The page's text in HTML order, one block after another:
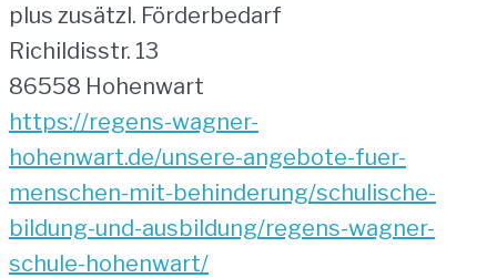
plus zusätzl. Förderbedarf
Richildisstr. 13
86558 Hohenwart
https://regens-wagner-
hohenwart.de/unsere-angebote-fuer-
menschen-mit-behinderung/schulische-
bildung-und-ausbildung/regens-wagner-
schule-hohenwart/